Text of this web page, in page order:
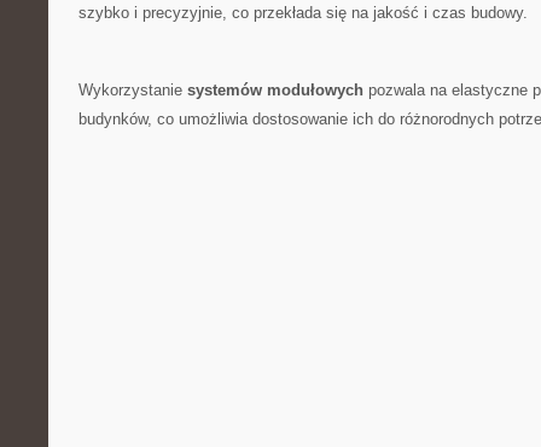
szybko i⁤ precyzyjnie, co przekłada się na jakość i ⁢czas budowy.
Wykorzystanie systemów⁣ modułowych pozwala na elastyczne
budynków, co umożliwia dostosowanie ich⁣ do różnorodnych⁢